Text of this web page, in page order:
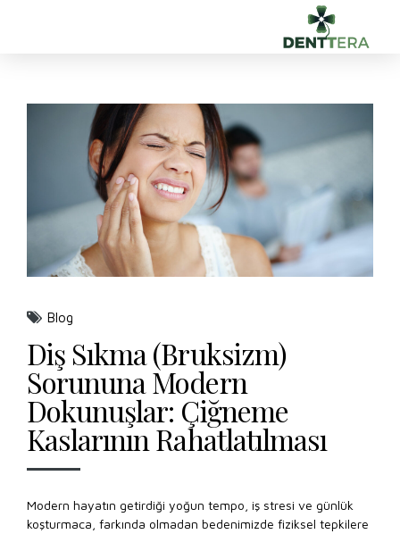
Blog
Diş Sıkma (Bruksizm)
Sorununa Modern
Dokunuşlar: Çiğneme
Kaslarının Rahatlatılması
Modern hayatın getirdiği yoğun tempo, iş stresi ve günlük
koşturmaca, farkında olmadan bedenimizde fiziksel tepkilere